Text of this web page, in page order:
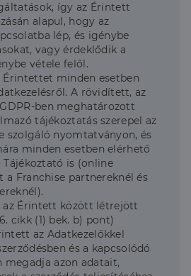
így az Érintett
alapul, hogy az
lép, és igénybe
vagy érdeklődik a
vétele felől.
Érintettet minden esetben
A rövidített, az
ben meghatározott
tájékoztatás szerepel az
szolgáló nyomtatványon, és
minden esetben elérhető
Tájékoztató is (online
a Franchise partnereknél és
az Érintett között létrejött
cikk (1) bek. b) pont)
az Adatkezelőkkel
és a kapcsolódó
azon adatait,
LinkedIn
Corporation
.linkedin.com
5
hónap
4 hét
A cookie-k nem
felhasználásához
szolgál
CookieScript
dh.hu
2
hónap
4 hét
Ezt a cookie-t a
Cookie-
Script.com
szolgáltatás
használja a
látogatói cookie-
emlékezésére.
Script.com